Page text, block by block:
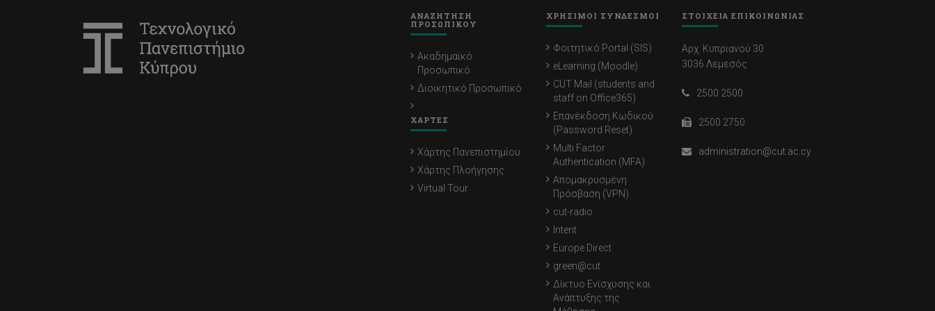
ΑΝΑΖΗΤΗΣΗ
ΠΡΟΣΩΠΙΚΟΥ
Ακαδημαϊκό
Προσωπικό
Διοικητικό Προσωπικό
ΧΑΡΤΕΣ
Χάρτης Πανεπιστημίου
Χάρτης Πλοήγησης
Virtual Tour
ΧΡΗΣΙΜΟΙ ΣΥΝΔΕΣΜΟΙ
Φοιτητικό Portal (SIS)
eLearning (Moodle)
CUT Mail (students and
staff on Office365)
Επανέκδοση Κωδικού
(Password Reset)
Multi Factor
Authentication (MFA)
Απομακρυσμένη
Πρόσβαση (VPN)
cut-radio
Intent
Europe Direct
green@cut
Δίκτυο Ενίσχυσης και
Ανάπτυξης της
ΣΤΟΙΧΕΙΑ ΕΠΙΚΟΙΝΩΝΙΑΣ
Αρχ. Κυπριανού 30
3036 Λεμεσός
2500 2500
2500 2750
administration@cut.ac.cy